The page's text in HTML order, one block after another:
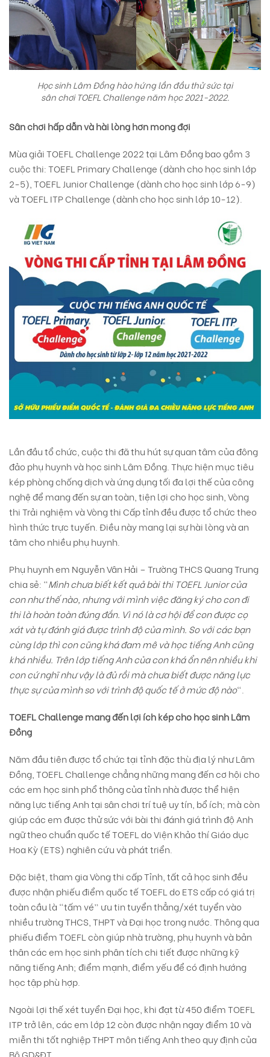
Học sinh Lâm Đồng hào hứng lần đầu thử sức tại
sân chơi TOEFL Challenge năm học 2021-2022.
Sân chơi hấp dẫn và hài lòng hơn mong đợi
Mùa giải TOEFL Challenge 2022 tại Lâm Đồng bao gồm 3
cuộc thi: TOEFL Primary Challenge (dành cho học sinh lớp
2-5), TOEFL Junior Challenge (dành cho học sinh lớp 6-9)
và TOEFL ITP Challenge (dành cho học sinh lớp 10-12).
Lần đầu tổ chức, cuộc thi đã thu hút sự quan tâm của đông
đảo phụ huynh và học sinh Lâm Đồng. Thực hiện mục tiêu
kép phòng chống dịch và ứng dụng tối đa lợi thế của công
nghệ để mang đến sự an toàn, tiện lợi cho học sinh, Vòng
thi Trải nghiệm và Vòng thi Cấp tỉnh đều được tổ chức theo
hình thức trực tuyến. Điều này mang lại sự hài lòng và an
tâm cho nhiều phụ huynh.
Phụ huynh em Nguyễn Vân Hải – Trường THCS Quang Trung
chia sẻ: “Mình chưa biết kết quả bài thi TOEFL Junior của
con như thế nào, nhưng với mình việc đăng ký cho con đi
thi là hoàn toàn đúng đắn. Vì nó là cơ hội để con được cọ
xát và tự đánh giá được trình độ của mình. So với các bạn
cùng lớp thì con cũng khá đam mê và học tiếng Anh cũng
khá nhiều. Trên lớp tiếng Anh của con khá ổn nên nhiều khi
con cứ nghĩ như vậy là đủ rồi mà chưa biết được năng lực
thực sự của mình so với trình độ quốc tế ở mức độ nào“.
TOEFL Challenge mang đến lợi ích kép cho học sinh Lâm
Đồng
Năm đầu tiên được tổ chức tại tỉnh đặc thù địa lý như Lâm
Đồng, TOEFL Challenge chẳng những mang đến cơ hội cho
các em học sinh phổ thông của tỉnh nhà được thể hiện
năng lực tiếng Anh tại sân chơi trí tuệ uy tín, bổ ích; mà còn
giúp các em được thử sức với bài thi đánh giá trình độ Anh
ngữ theo chuẩn quốc tế TOEFL do Viện Khảo thí Giáo dục
Hoa Kỳ (ETS) nghiên cứu và phát triển.
Đặc biệt, tham gia Vòng thi cấp Tỉnh, tất cả học sinh đều
được nhận phiếu điểm quốc tế TOEFL do ETS cấp có giá trị
toàn cầu là “tấm vé” ưu tin tuyển thẳng/xét tuyển vào
nhiều trường THCS, THPT và Đại học trong nước. Thông qua
phiếu điểm TOEFL còn giúp nhà trường, phụ huynh và bản
thân các em học sinh phân tích chi tiết được những kỹ
năng tiếng Anh; điểm mạnh, điểm yếu để có định hướng
học tập phù hợp.
Ngoài lợi thế xét tuyển Đại học, khi đạt từ 450 điểm TOEFL
ITP trở lên, các em lớp 12 còn được nhận ngay điểm 10 và
miễn thi tốt nghiệp THPT môn tiếng Anh theo quy định của
Bộ GD&ĐT.